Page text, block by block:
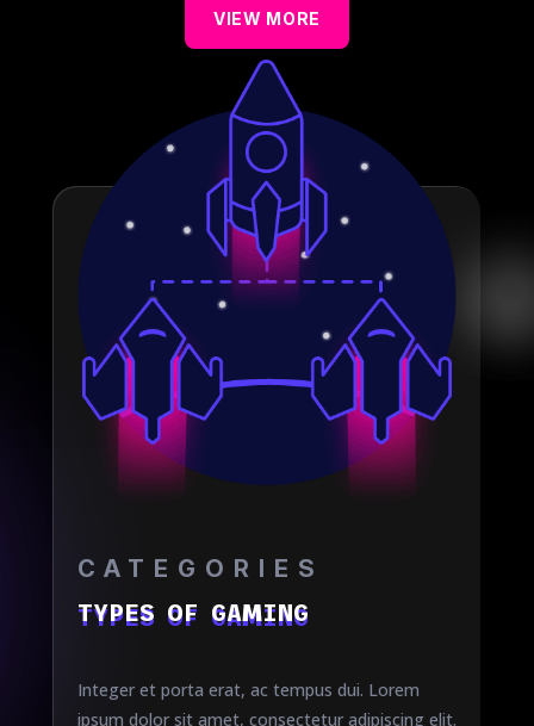
VIEW MORE
CATEGORIES
TYPES OF GAMING
Integer et porta erat, ac tempus dui. Lorem
ipsum dolor sit amet, consectetur adipiscing elit.